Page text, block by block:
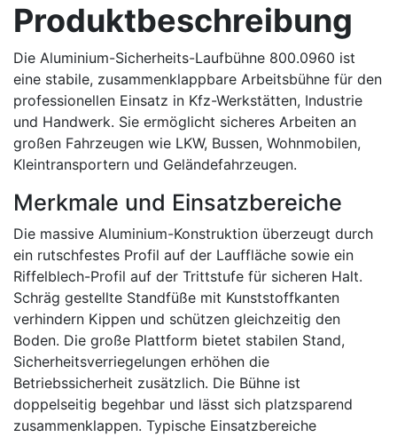
Produktbeschreibung
Die Aluminium-Sicherheits-Laufbühne 800.0960 ist
eine stabile, zusammenklappbare Arbeitsbühne für den
professionellen Einsatz in Kfz-Werkstätten, Industrie
und Handwerk. Sie ermöglicht sicheres Arbeiten an
großen Fahrzeugen wie LKW, Bussen, Wohnmobilen,
Kleintransportern und Geländefahrzeugen.
Merkmale und Einsatzbereiche
Die massive Aluminium-Konstruktion überzeugt durch
ein rutschfestes Profil auf der Lauffläche sowie ein
Riffelblech-Profil auf der Trittstufe für sicheren Halt.
Schräg gestellte Standfüße mit Kunststoffkanten
verhindern Kippen und schützen gleichzeitig den
Boden. Die große Plattform bietet stabilen Stand,
Sicherheitsverriegelungen erhöhen die
Betriebssicherheit zusätzlich. Die Bühne ist
doppelseitig begehbar und lässt sich platzsparend
zusammenklappen. Typische Einsatzbereiche